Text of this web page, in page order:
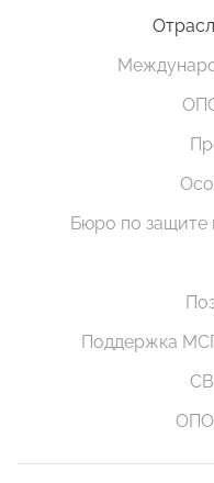
Бюро по защите
Поддержка